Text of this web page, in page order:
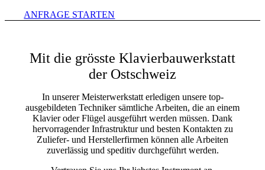
ANFRAGE STARTEN
Mit die grösste Klavierbauwerkstatt
der Ostschweiz
In unserer Meisterwerkstatt erledigen unsere top-
ausgebildeten Techniker sämtliche Arbeiten, die an einem
Klavier oder Flügel ausgeführt werden müssen. Dank
hervorragender Infrastruktur und besten Kontakten zu
Zuliefer- und Herstellerfirmen können alle Arbeiten
zuverlässig und speditiv durchgeführt werden.